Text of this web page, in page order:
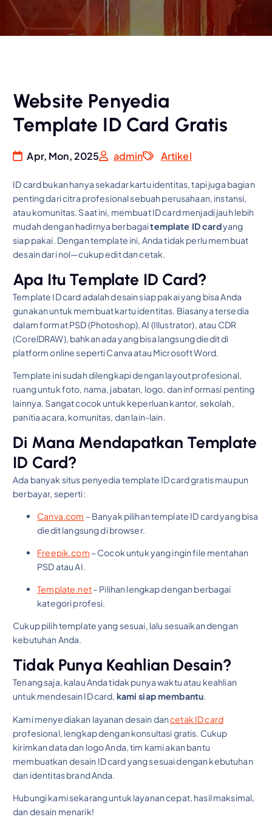
Website Penyedia
Template ID Card Gratis
Apr, Mon, 2025 admin Artikel
ID card bukan hanya sekadar kartu identitas, tapi juga bagian
penting dari citra profesional sebuah perusahaan, instansi,
atau komunitas. Saat ini, membuat ID card menjadi jauh lebih
mudah dengan hadirnya berbagaitemplate ID cardyang
siap pakai. Dengan template ini, Anda tidak perlu membuat
desain dari nol—cukup edit dan cetak.
Apa Itu Template ID Card?
Template ID card adalah desain siap pakai yang bisa Anda
gunakan untuk membuat kartu identitas. Biasanya tersedia
dalam format PSD (Photoshop), AI (Illustrator), atau CDR
(CorelDRAW), bahkan ada yang bisa langsung diedit di
platform online seperti Canva atau Microsoft Word.
Template ini sudah dilengkapi dengan layout profesional,
ruang untuk foto, nama, jabatan, logo, dan informasi penting
lainnya. Sangat cocok untuk keperluan kantor, sekolah,
panitia acara, komunitas, dan lain-lain.
Di Mana Mendapatkan Template
ID Card?
Ada banyak situs penyedia template ID card gratis maupun
berbayar, seperti:
Canva.com – Banyak pilihan template ID card yang bisa
diedit langsung di browser.
Freepik.com – Cocok untuk yang ingin file mentahan
PSD atau AI.
Template.net– Pilihan lengkap dengan berbagai
kategori profesi.
Cukup pilih template yang sesuai, lalu sesuaikan dengan
kebutuhan Anda.
Tidak Punya Keahlian Desain?
Tenang saja, kalau Anda tidak punya waktu atau keahlian
untuk mendesain ID card, kami siap membantu.
Kami menyediakan layanan desain dancetak ID card
profesional, lengkap dengan konsultasi gratis. Cukup
kirimkan data dan logo Anda, tim kami akan bantu
membuatkan desain ID card yang sesuai dengan kebutuhan
dan identitas brand Anda.
Hubungi kami sekarang untuk layanan cepat, hasil maksimal,
dan desain menarik!